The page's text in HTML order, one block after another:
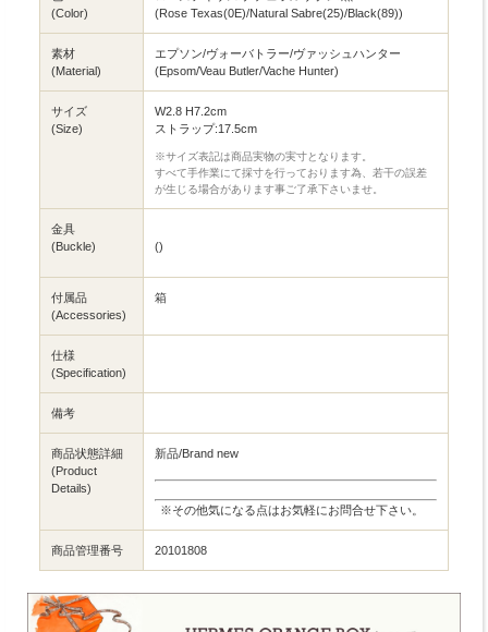
(Color)
(Rose Texas(0E)/Natural Sabre(25)/Black(89))
素材
(Material)
エプソン/ヴォーバトラー/ヴァッシュハンター
(Epsom/Veau Butler/Vache Hunter)
サイズ
(Size)
W2.8 H7.2cm
ストラップ:17.5cm
※サイズ表記は商品実物の実寸となります。
すべて手作業にて採寸を行っております為、若干の誤差
が生じる場合があります事ご了承下さいませ。
金具
(Buckle)
()
付属品
(Accessories)
箱
仕様
(Specification)
備考
商品状態詳細
(Product
Details)
新品/Brand new
※その他気になる点はお気軽にお問合せ下さい。
商品管理番号 20101808